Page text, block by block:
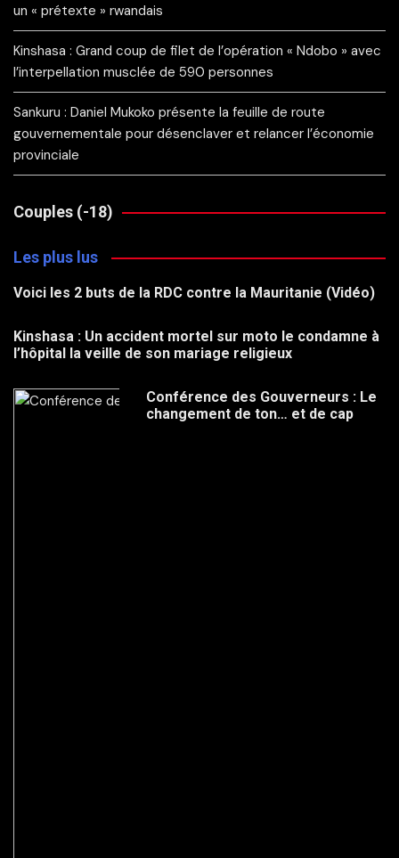
un « prétexte » rwandais
Kinshasa : Grand coup de filet de l’opération « Ndobo » avec
l’interpellation musclée de 590 personnes
Sankuru : Daniel Mukoko présente la feuille de route
gouvernementale pour désenclaver et relancer l’économie
provinciale
Couples (-18)
Les plus lus
Voici les 2 buts de la RDC contre la Mauritanie (Vidéo)
Kinshasa : Un accident mortel sur moto le condamne à
l’hôpital la veille de son mariage religieux
Conférence des Gouverneurs : Le
changement de ton… et de cap